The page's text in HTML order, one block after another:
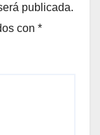
publicada.
con *